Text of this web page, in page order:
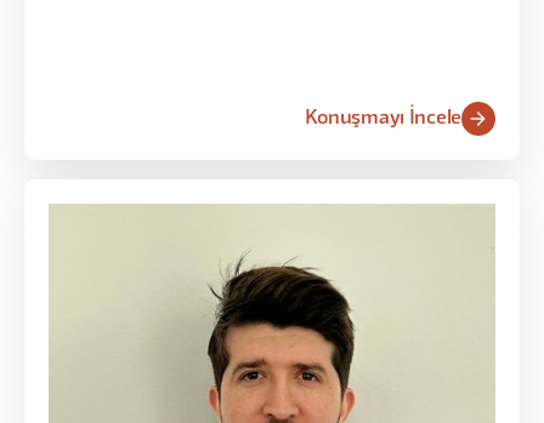
Konuşmayı İncele